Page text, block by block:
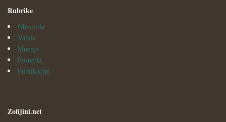
Rubrike
Obvestila
Vabila
Mnenja
Posnetki
Publikacije
Zofijini.net